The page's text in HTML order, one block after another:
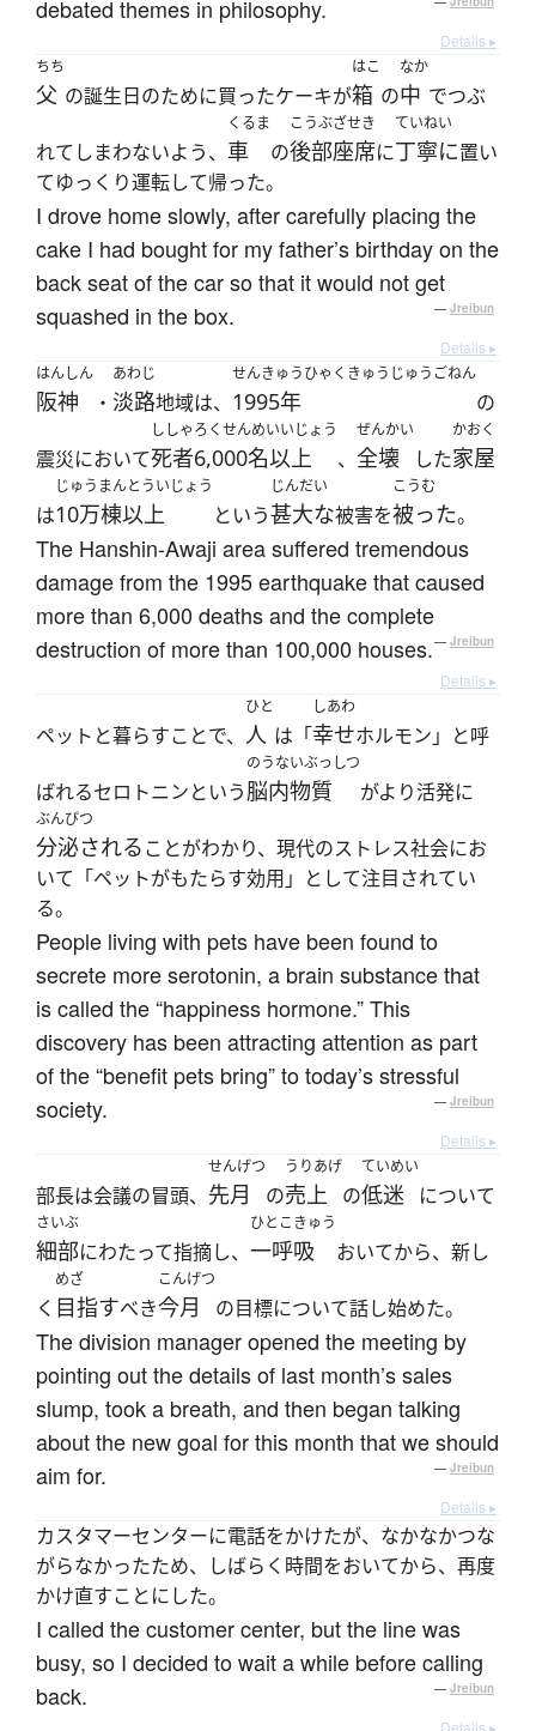
debated themes in philosophy.
Details ▸
ちち
父 の誕生日のために買ったケーキが
はこ
箱 の
なか
中 でつぶ
れてしまわないよう、
くるま
車 の
こうぶざせき
後部座席に
ていねい
丁寧に置い
てゆっくり運転して帰った。
I drove home slowly, after carefully placing the
cake I had bought for my father’s birthday on the
back seat of the car so that it would not get
squashed in the box.
— Jreibun
Details ▸
はんしん
阪神 ・
あわじ
淡路地域は、
せんきゅうひゃくきゅうじゅうごねん
1995年 の
震災において
ししゃ
死者
ろくせんめいいじょう
6,000名以上 、
ぜんかい
全壊 した
かおく
家屋
は
じゅうまんとういじょう
10万棟以上 という
じんだい
甚大な被害を
こうむ
被った。
The Hanshin-Awaji area suffered tremendous
damage from the 1995 earthquake that caused
more than 6,000 deaths and the complete
destruction of more than 100,000 houses.— Jreibun
Details ▸
ペットと暮らすことで、
ひと
人 は「
しあわ
幸せホルモン」と呼
ばれるセロトニンという
のうないぶっしつ
脳内物質 がより活発に
ぶんぴつ
分泌されることがわかり、現代のストレス社会にお
いて「ペットがもたらす効用」として注目されてい
る。
People living with pets have been found to
secrete more serotonin, a brain substance that
is called the “happiness hormone.” This
discovery has been attracting attention as part
of the “benefit pets bring” to today’s stressful
society.
— Jreibun
Details ▸
部長は会議の冒頭、
せんげつ
先月 の
うりあげ
売上 の
ていめい
低迷 について
さいぶ
細部にわたって指摘し、
ひとこきゅう
一呼吸 おいてから、新し
く
めざ
目指すべき
こんげつ
今月 の目標について話し始めた。
The division manager opened the meeting by
pointing out the details of last month’s sales
slump, took a breath, and then began talking
about the new goal for this month that we should
aim for.
— Jreibun
Details ▸
カスタマーセンターに電話をかけたが、なかなかつな
がらなかったため、しばらく時間をおいてから、再度
かけ直すことにした。
I called the customer center, but the line was
busy, so I decided to wait a while before calling
back.
— Jreibun
Details ▸